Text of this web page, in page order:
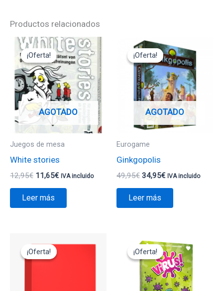
Productos relacionados
¡Oferta!
AGOTADO
¡Oferta!
Juegos de mesa
White stories
12,95€
El
precio
original
era:
12,95€.
11,65€
El
precio
actual
es:
11,65€.
IVA incluido
Leer más
¡Oferta!
AGOTADO
¡Oferta!
Eurogame
Ginkgopolis
49,95€
El
precio
original
era:
49,95€.
34,95€
precio
actual
es:
34,95€.
IVA incluido
Leer más
¡Oferta!
¡Oferta!
precio
original
precio
¡Oferta!
¡Oferta!
precio
original
era:
15,00€.
precio
actual
es:
13,50€.